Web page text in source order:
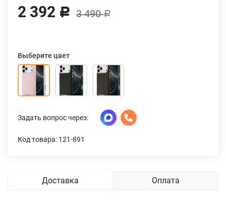
2 392 Р 3 490Р
Выберите цвет
Задать вопрос через:
Код товара: 121-891
Доставка Оплата